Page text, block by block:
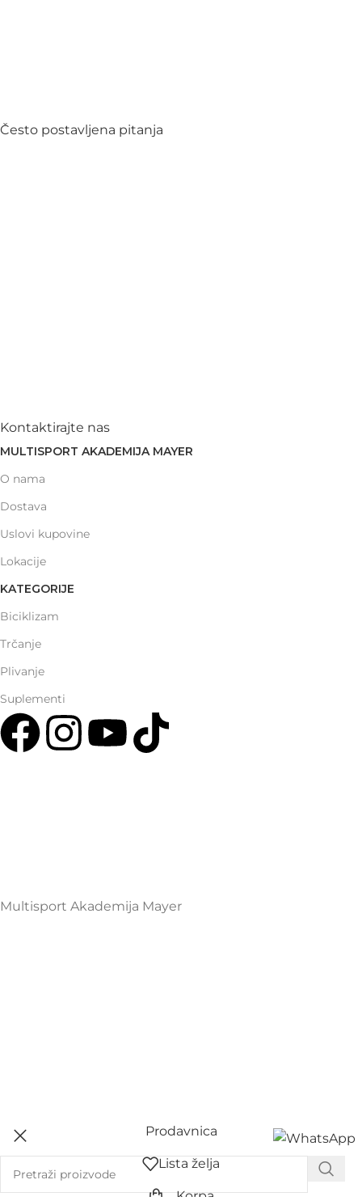
Često postavljena pitanja
Kontaktirajte nas
MULTISPORT AKADEMIJA MAYER
O nama
Dostava
Uslovi kupovine
Lokacije
KATEGORIJE
Biciklizam
Trčanje
Plivanje
Suplementi
Multisport Akademija Mayer
Prodavnica
Lista želja
Korpa